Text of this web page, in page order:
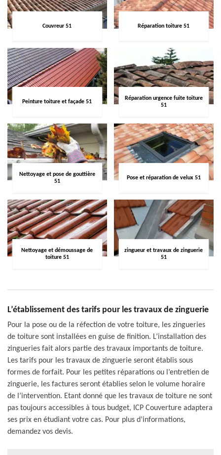
Couvreur 51 Réparation toiture 51
Peinture toiture et façade 51
Réparation urgence fuite toiture
51
Nettoyage et pose de gouttière
51
Pose et réparation de velux 51
Nettoyage et démoussage de
toiture 51
zingueur et travaux de zinguerie
51
L’établissement des tarifs pour les travaux de zinguerie
Pour la pose ou de la réfection de votre toiture, les zingueries
de toiture sont installées en guise de finition. L’installation des
zingueries fait alors partie des travaux importants de toiture.
Les tarifs pour les travaux de zinguerie seront établis sous
formes de forfait. Pour les petites réparations ou l’entretien de
zinguerie, les factures seront établies selon le volume horaire
de l’intervention. Etant donné que les travaux de toiture ne sont
pas toujours accessibles à tous budget, ICP Couverture adaptera
ses prix en étudiant votre cas. Pour plus d’informations,
demandez vos devis.